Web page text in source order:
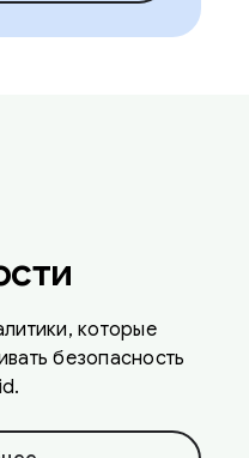
которые
безопасность